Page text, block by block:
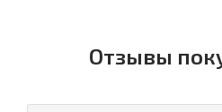
Отзывы